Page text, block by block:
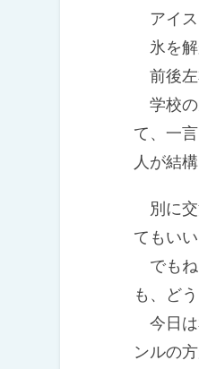
アイス
氷を解
前後左
学校の
て、一
人が結構
別に交
てもい
でもね
も、ど
今日は
ンルの